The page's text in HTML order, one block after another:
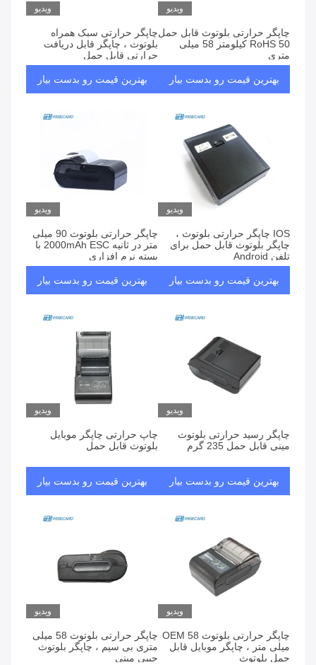
ویدیو
چاپگر حرارتی بلوتوث قابل حمل
RoHS 50 کیلومتر 58 میلی
متری
بهترین قیمت رو بدست بیار
ویدیو
چاپگر حرارتی سبک همراه
بلوتوث ، چاپگر قابل دریافت
حرارتی قابل حمل
بهترین قیمت رو بدست بیار
ویدیو
IOS چاپگر حرارتی بلوتوث ،
چاپگر بلوتوث قابل حمل برای
تلفن Android
بهترین قیمت رو بدست بیار
ویدیو
چاپگر حرارتی بلوتوث 90 میلی
متر در ثانیه 2000mAh ESC با
بسته نرم افزاری
بهترین قیمت رو بدست بیار
ویدیو
چاپگر رسید حرارتی بلوتوث
مینی قابل حمل 235 گرم
بهترین قیمت رو بدست بیار
ویدیو
چاپ حرارتی چاپگر موبایل
بلوتوث قابل حمل
بهترین قیمت رو بدست بیار
ویدیو
چاپگر حرارتی بلوتوث OEM 58
میلی متر ، چاپگر موبایل قابل
حمل بلوتوث
ویدیو
چاپگر حرارتی بلوتوث 58 میلی
متری بی سیم ، چاپگر بلوتوث
جیبی مینی